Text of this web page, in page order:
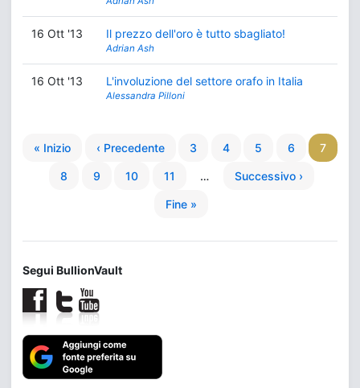
16 Ott '13 Il prezzo dell'oro è tutto sbagliato!
Adrian Ash
16 Ott '13 L'involuzione del settore orafo in Italia
Alessandra Pilloni
« Inizio ‹ Precedente 3 4 5 6 7
8 9 10 11 … Successivo ›
Fine »
Segui BullionVault